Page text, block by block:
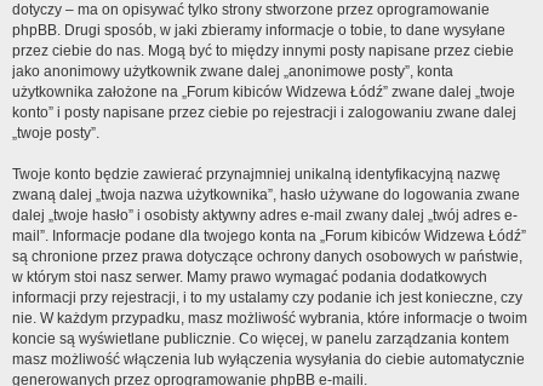
dotyczy – ma on opisywać tylko strony stworzone przez oprogramowanie
phpBB. Drugi sposób, w jaki zbieramy informacje o tobie, to dane wysyłane
przez ciebie do nas. Mogą być to między innymi posty napisane przez ciebie
jako anonimowy użytkownik zwane dalej „anonimowe posty”, konta
użytkownika założone na „Forum kibiców Widzewa Łódź” zwane dalej „twoje
konto” i posty napisane przez ciebie po rejestracji i zalogowaniu zwane dalej
„twoje posty”.
Twoje konto będzie zawierać przynajmniej unikalną identyfikacyjną nazwę
zwaną dalej „twoja nazwa użytkownika”, hasło używane do logowania zwane
dalej „twoje hasło” i osobisty aktywny adres e-mail zwany dalej „twój adres e-
mail”. Informacje podane dla twojego konta na „Forum kibiców Widzewa Łódź”
są chronione przez prawa dotyczące ochrony danych osobowych w państwie,
w którym stoi nasz serwer. Mamy prawo wymagać podania dodatkowych
informacji przy rejestracji, i to my ustalamy czy podanie ich jest konieczne, czy
nie. W każdym przypadku, masz możliwość wybrania, które informacje o twoim
koncie są wyświetlane publicznie. Co więcej, w panelu zarządzania kontem
masz możliwość włączenia lub wyłączenia wysyłania do ciebie automatycznie
generowanych przez oprogramowanie phpBB e-maili.